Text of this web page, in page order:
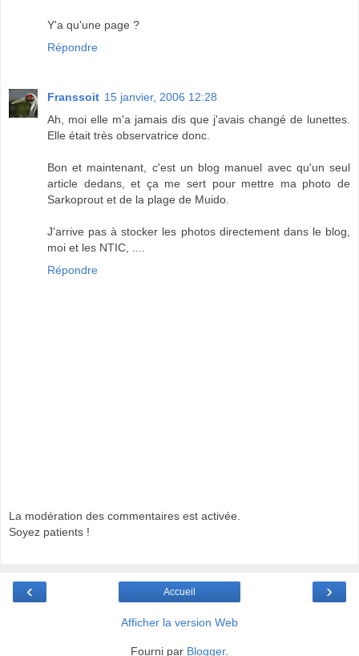
Y'a qu'une page ?
Répondre
Franssoit 15 janvier, 2006 12:28
Ah, moi elle m'a jamais dis que j'avais changé de lunettes.
Elle était très observatrice donc.
Bon et maintenant, c'est un blog manuel avec qu'un seul
article dedans, et ça me sert pour mettre ma photo de
Sarkoprout et de la plage de Muido.
J'arrive pas à stocker les photos directement dans le blog,
moi et les NTIC, ....
Répondre
La modération des commentaires est activée.
Soyez patients !
‹ ›
Accueil
Afficher la version Web
Fourni par Blogger.